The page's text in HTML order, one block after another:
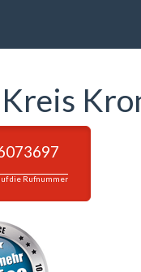
die Rufnummer